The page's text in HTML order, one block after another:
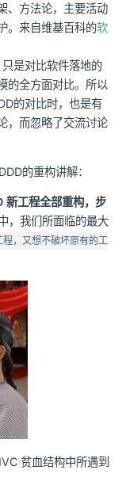
、方法论，主要活动
。来自维基百科的软
是对比软件落地的
的全方面对比。所以
的对比时，也是有
，而忽略了交流讨论
的重构讲解：
新工程全部重构，步
，我们所面临的最大
，又想不破坏原有的工
贫血结构中所遇到